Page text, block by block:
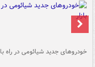
خودروهای جدید شیائومی در راه